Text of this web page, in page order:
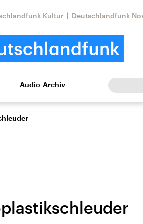
Kultur Deutschlandfunk
Kultur Europa
Lage und
Faktenchecks
Audio-Archiv